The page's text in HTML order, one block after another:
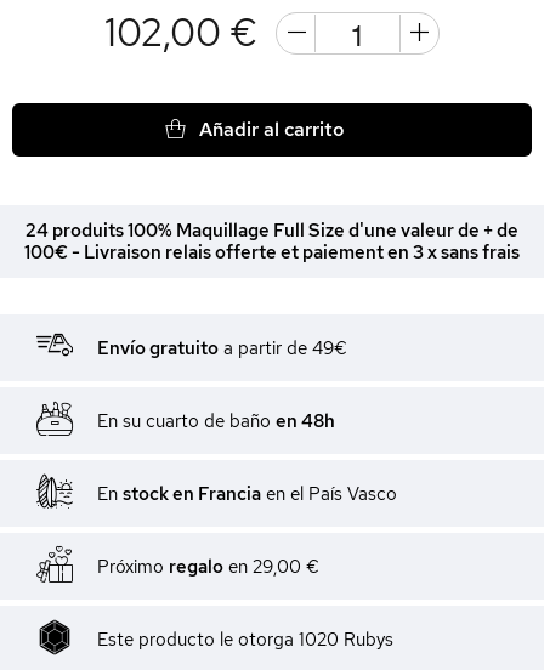
102,00 €
Añadir al carrito
24 produits 100% Maquillage Full Size d'une valeur de + de
100€ - Livraison relais offerte et paiement en 3 x sans frais
Envío gratuito a partir de 49€
En su cuarto de baño en 48h
En stock en Francia en el País Vasco
Próximo regalo en 29,00 €
Este producto le otorga 1020 Rubys